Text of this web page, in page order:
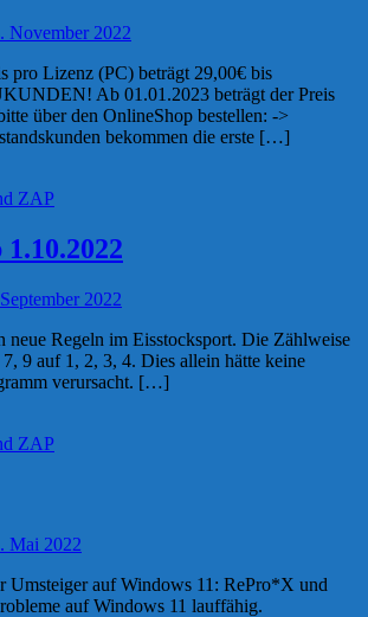
November 2022
pro Lizenz (PC) beträgt 29,00€ bis
Ab 01.01.2023 beträgt der Preis
über den OnlineShop bestellen: ->
bekommen die erste […]
ZAP
2022
neue Regeln im Eisstocksport. Die Zählweise
9 auf 1, 2, 3, 4. Dies allein hätte keine
verursacht. […]
ZAP
Mai 2022
Umsteiger auf Windows 11: RePro*X und
auf Windows 11 lauffähig.